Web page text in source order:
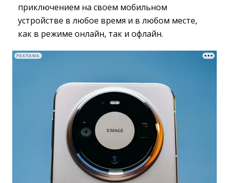
приключением на своем мобильном
устройстве в любое время и в любом месте,
как в режиме онлайн, так и офлайн.
РЕКЛАМА